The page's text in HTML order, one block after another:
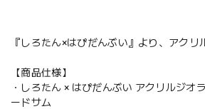
『しろたん×はぴだんぶい』より、アクリ
【商品仕様】
・しろたん × はぴだんぶい アクリルジオ
ードサム